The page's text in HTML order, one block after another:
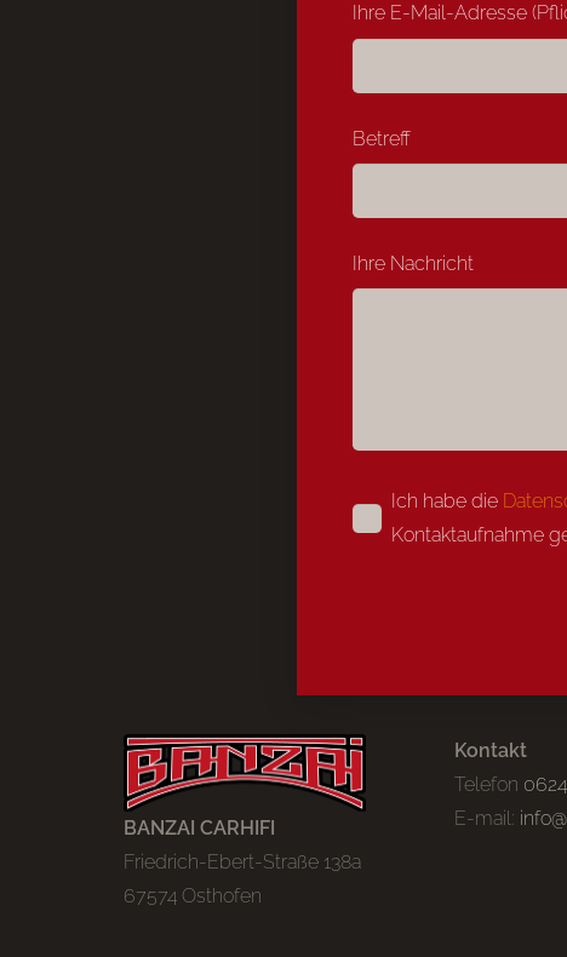
Ihre E-Mail-Adresse
Betreff
Ihre Nachricht
Ich habe die
Kontaktaufnahme
BANZAI CARHIFI
Friedrich-Ebert-Straße 138a
67574 Osthofen
Kontakt
Telefon
E-mail: